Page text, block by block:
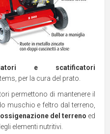
e scatificatori
per la cura del prato.
permettono di mantenere il
muschio e feltro dal terreno,
del terreno ed
elementi nutritivi.